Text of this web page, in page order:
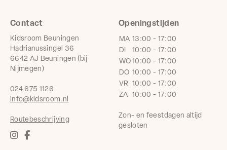
Contact
Kidsroom Beuningen
Hadrianussingel 36
6642 AJ Beuningen (bij
Nijmegen)
024 675 1126
info@kidsroom.nl
Routebeschrijving
Openingstijden
MA 13:00 - 17:00
DI
10:00 - 17:00
WO 10:00 - 17:00
DO 10:00 - 17:00
VR 10:00 - 17:00
ZA 10:00 - 17:00
Zon- en feestdagen altijd
gesloten